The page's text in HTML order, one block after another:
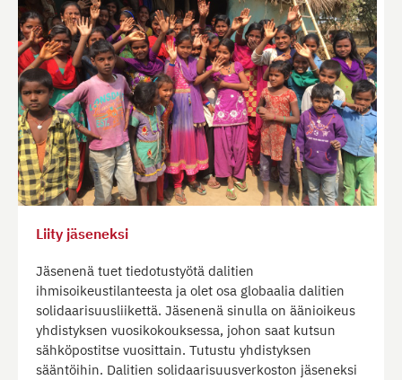
Liity jäseneksi
Jäsenenä tuet tiedotustyötä dalitien
ihmisoikeustilanteesta ja olet osa globaalia dalitien
solidaarisuusliikettä. Jäsenenä sinulla on äänioikeus
yhdistyksen vuosikokouksessa, johon saat kutsun
sähköpostitse vuosittain. Tutustu yhdistyksen
sääntöihin. Dalitien solidaarisuusverkoston jäseneksi